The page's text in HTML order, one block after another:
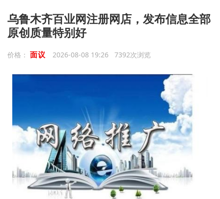
乌鲁木齐百业网注册网店，发布信息全部
原创质量特别好
价格： 面议 2026-08-08 19:26 7392次浏览